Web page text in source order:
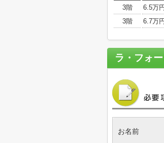
3階
6.5万円
3階
6.7万円
ラ・フォ
お名前